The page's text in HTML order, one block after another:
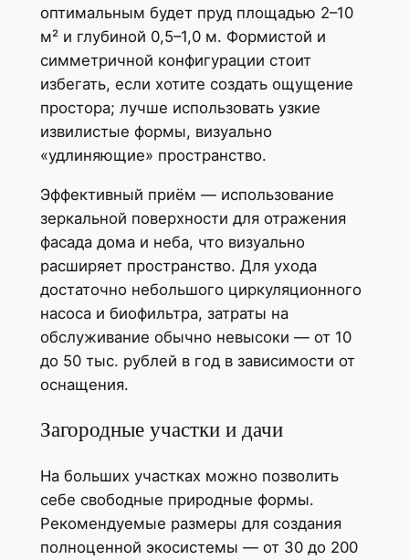
оптимальным будет пруд площадью 2–10
м² и глубиной 0,5–1,0 м. Формистой и
симметричной конфигурации стоит
избегать, если хотите создать ощущение
простора; лучше использовать узкие
извилистые формы, визуально
«удлиняющие» пространство.
Эффективный приём — использование
зеркальной поверхности для отражения
фасада дома и неба, что визуально
расширяет пространство. Для ухода
достаточно небольшого циркуляционного
насоса и биофильтра, затраты на
обслуживание обычно невысоки — от 10
до 50 тыс. рублей в год в зависимости от
оснащения.
Загородные участки и дачи
На больших участках можно позволить
себе свободные природные формы.
Рекомендуемые размеры для создания
полноценной экосистемы — от 30 до 200